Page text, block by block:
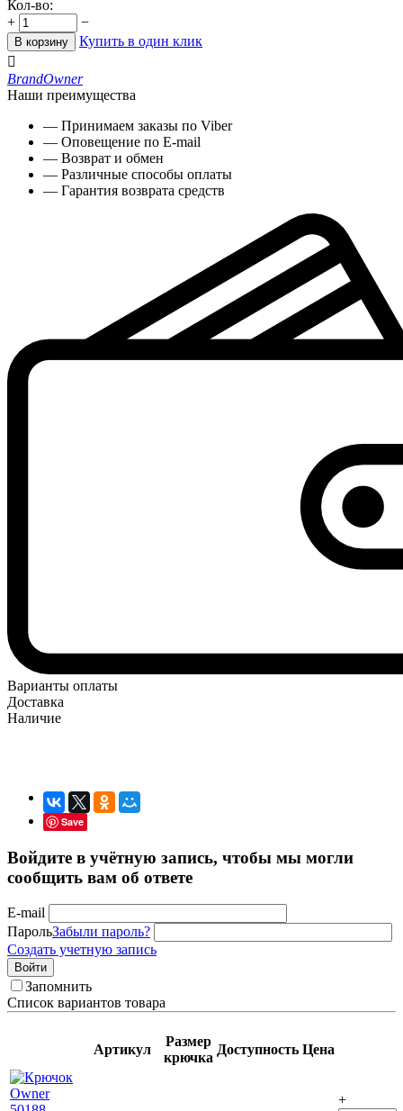
Кол-во:
+
−
В корзину
Купить в один клик

BrandOwner
Наши преимущества
— Принимаем заказы по Viber
— Оповещение по E-mail
— Возврат и обмен
— Различные способы оплаты
— Гарантия возврата средств
Варианты оплаты
Доставка
Наличие
Save
Войдите в учётную запись, чтобы мы могли
сообщить вам об ответе
E-mail
ПарольЗабыли пароль?
Создать учетную запись
Войти
Запомнить
Список вариантов товара
Артикул
Размер
крючка
Доступность Цена
+